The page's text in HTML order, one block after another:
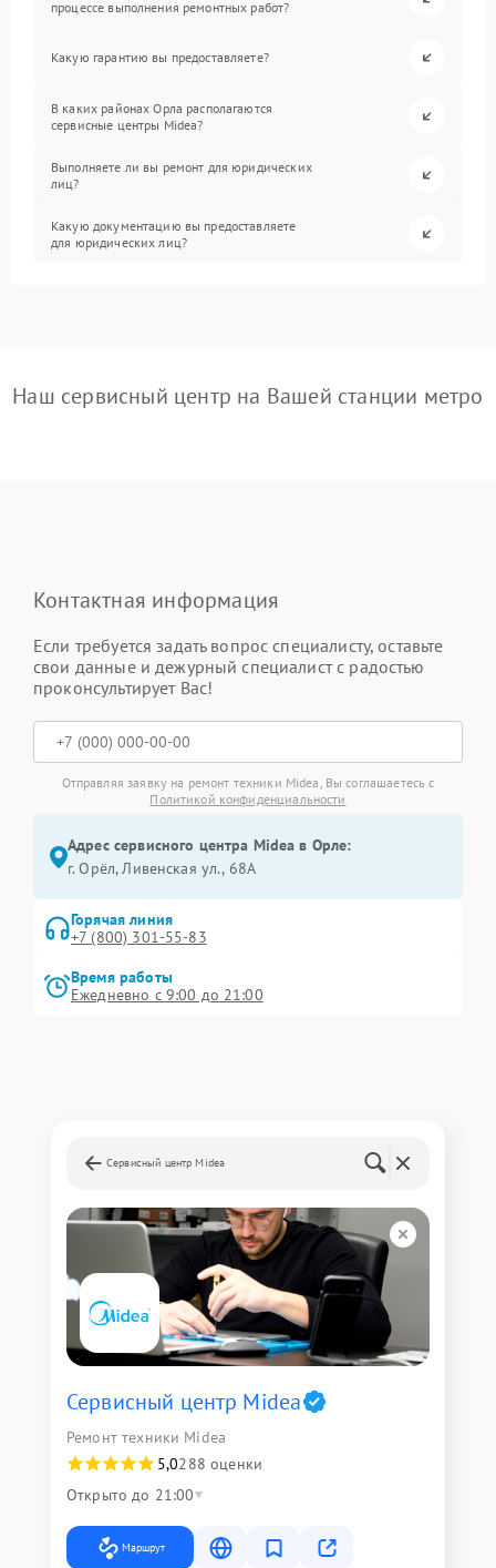
процессе выполнения ремонтных работ?
Какую гарантию вы предоставляете?
В каких районах Орла располагаются
сервисные центры Midea?
Выполняете ли вы ремонт для юридических
лиц?
Какую документацию вы предоставляете
для юридических лиц?
Наш сервисный центр на Вашей станции метро
Контактная информация
Если требуется задать вопрос специалисту, оставьте
свои данные и дежурный специалист с радостью
проконсультирует Вас!
Отправляя заявку на ремонт техники Midea, Вы соглашаетесь с
Политикой конфиденциальности
Адрес сервисного центра Midea в Орле:
г. Орёл, Ливенская ул., 68А
Горячая линия
+7 (800) 301-55-83
Время работы
Ежедневно с 9:00 до 21:00
Сервисный центр Midea
Сервисный центр Midea
Ремонт техники Midea
5,0288 оценки
Открыто до 21:00
Маршрут